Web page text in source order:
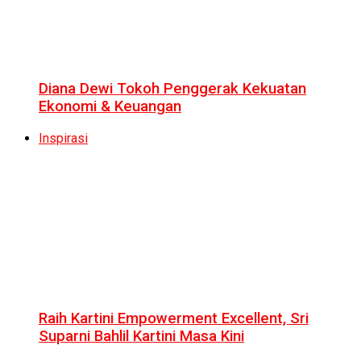
Diana Dewi Tokoh Penggerak Kekuatan
Ekonomi & Keuangan
Inspirasi
Raih Kartini Empowerment Excellent, Sri
Suparni Bahlil Kartini Masa Kini